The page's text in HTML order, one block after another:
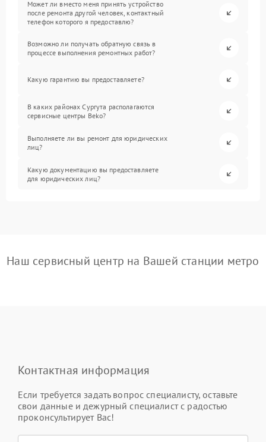
Может ли вместо меня принять устройство
после ремонта другой человек, контактный
телефон которого я предоставлю?
Возможно ли получать обратную связь в
процессе выполнения ремонтных работ?
Какую гарантию вы предоставляете?
В каких районах Сургута располагаются
сервисные центры Beko?
Выполняете ли вы ремонт для юридических
лиц?
Какую документацию вы предоставляете
для юридических лиц?
Наш сервисный центр на Вашей станции метро
Контактная информация
Если требуется задать вопрос специалисту, оставьте
свои данные и дежурный специалист с радостью
проконсультирует Вас!